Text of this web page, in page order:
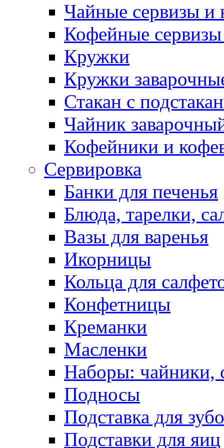
Чайные сервизы и
Кофейные
Кружки
Кружки
Стакан с
Чайник
Кофейники и
Сервировка
Банки для печенья
Блюда, тарелки,
Вазы для варенья
Икорницы
Кольца для
Конфетницы
Креманки
Масленки
Наборы: чайники,
Подносы
Подставка для
Подставки для яиц